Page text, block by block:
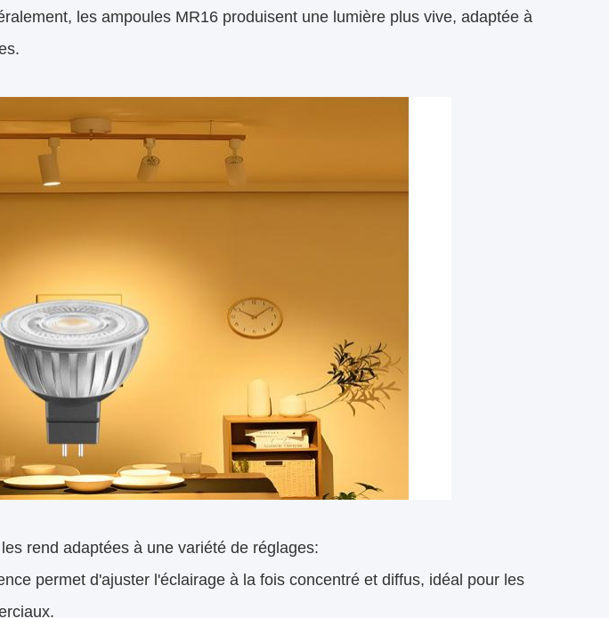
les ampoules MR16 produisent une lumière plus vive, adaptée à
rend adaptées à une variété de réglages:
permet d'ajuster l'éclairage à la fois concentré et diffus, idéal pour les